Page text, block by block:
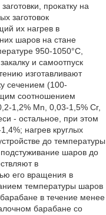
прокатку на
заготовок
их нагрев в
шаров на стане
950-1050°C,
и самоотпуск
изготавливают
сечением (100-
соотношением
1,2% Mn, 0,03-1,5% Cr,
- остальное, при этом
нагрев круглых
до температуры
шаров до
в
его вращения в
температуры шаров
в течение менее
барабане со